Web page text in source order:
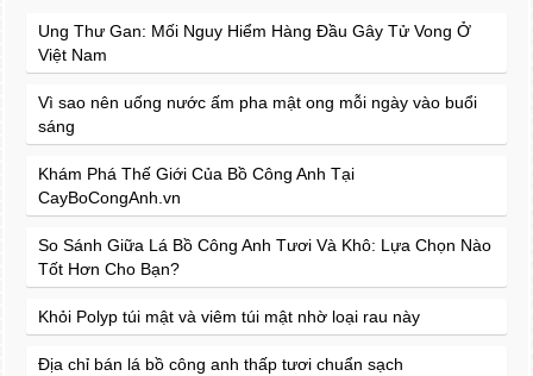
Ung Thư Gan: Mối Nguy Hiểm Hàng Đầu Gây Tử Vong Ở
Việt Nam
Vì sao nên uống nước ấm pha mật ong mỗi ngày vào buổi
sáng
Khám Phá Thế Giới Của Bồ Công Anh Tại
CayBoCongAnh.vn
So Sánh Giữa Lá Bồ Công Anh Tươi Và Khô: Lựa Chọn Nào
Tốt Hơn Cho Bạn?
Khỏi Polyp túi mật và viêm túi mật nhờ loại rau này
Địa chỉ bán lá bồ công anh thấp tươi chuẩn sạch